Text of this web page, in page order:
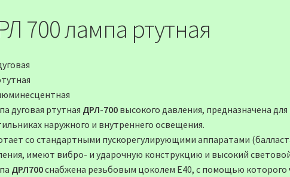
700 лампа ртутная
дуговая ртутная ДРЛ-700высокого давления, предназначена
наружного и внутреннего освещения.
со стандартными пускорегулирующими аппаратами
имеют вибро- и ударочную конструкцию и высокий
ДРЛ700снабжена резьбовым цоколем Е40, с помощью которого